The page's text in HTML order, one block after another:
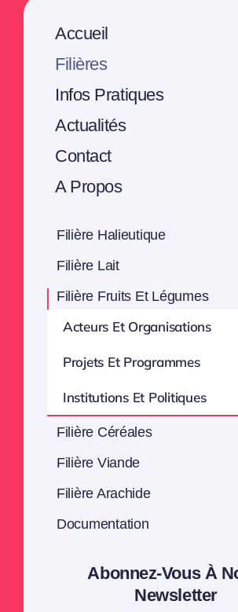
Accueil
Filières
Infos Pratiques
Actualités
Contact
A Propos
Filière Halieutique
Filière Lait
Filière Fruits Et Légumes
Acteurs Et Organisations
Projets Et Programmes
Institutions Et Politiques
Filière Céréales
Filière Viande
Filière Arachide
Documentation
Abonnez-Vous À
Newsletter